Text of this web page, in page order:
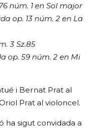
núm. 1 en Sol major
op. 13 núm. 2 en La
3 Sz.85
op. 59 núm. 2 en Mi
i Bernat Prat al
Prat al violoncel.
ha sigut convidada a